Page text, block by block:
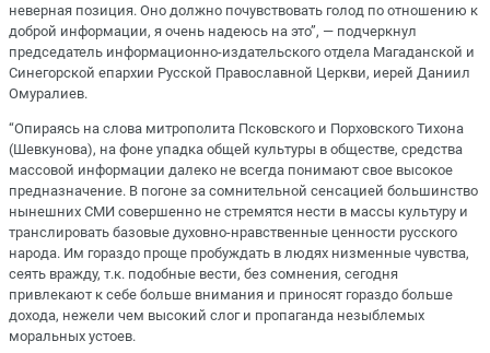
неверная позиция. Оно должно почувствовать голод по отношению к
доброй информации, я очень надеюсь на это”, — подчеркнул
председатель информационно-издательского отдела Магаданской и
Синегорской епархии Русской Православной Церкви, иерей Даниил
Омуралиев.
“Опираясь на слова митрополита Псковского и Порховского Тихона
(Шевкунова), на фоне упадка общей культуры в обществе, средства
массовой информации далеко не всегда понимают свое высокое
предназначение. В погоне за сомнительной сенсацией большинство
нынешних СМИ совершенно не стремятся нести в массы культуру и
транслировать базовые духовно-нравственные ценности русского
народа. Им гораздо проще пробуждать в людях низменные чувства,
сеять вражду, т.к. подобные вести, без сомнения, сегодня
привлекают к себе больше внимания и приносят гораздо больше
дохода, нежели чем высокий слог и пропаганда незыблемых
моральных устоев.